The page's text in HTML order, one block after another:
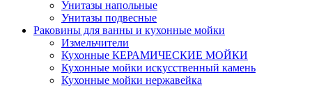
Унитазы напольные
Унитазы подвесные
Раковины для ванны и кухонные мойки
Измельчители
Кухонные КЕРАМИЧЕСКИЕ МОЙКИ
Кухонные мойки искусственный камень
Кухонные мойки нержавейка